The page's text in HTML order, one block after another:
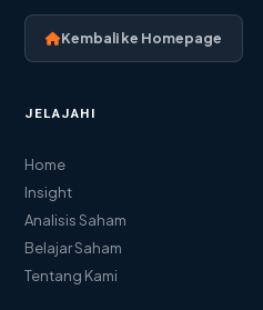
Kembali ke Homepage
JELAJAHI
Home
Insight
Analisis Saham
Belajar Saham
Tentang Kami